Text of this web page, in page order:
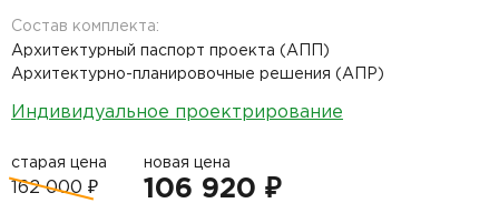
Состав комплекта:
Архитектурный паспорт проекта (АПП)
Архитектурно-планировочные решения (АПР)
Индивидуальное проектрирование
старая цена
162 000 ₽
новая цена
106 920 ₽